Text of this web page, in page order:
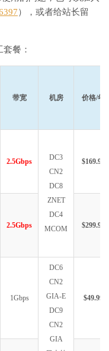
），或者给站长留
餐：
带宽 机房 价格/年
2.5Gbps
DC3
CN2
DC8
ZNET
DC4
MCOM
$169.99
2.5Gbps $299.99
1Gbps
DC6
CN2
GIA-E
DC9
CN2
GIA
$49.99